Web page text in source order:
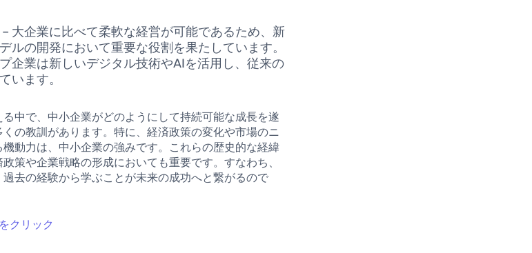
– 大企業に比べて柔軟な経営が可能であるため、新
ルの開発において重要な役割を果たしています。
企業は新しいデジタル技術やAIを活用し、従来の
います。
中で、中小企業がどのようにして持続可能な成長を遂
の教訓があります。特に、経済政策の変化や市場のニ
動力は、中小企業の強みです。これらの歴史的な経緯
策や企業戦略の形成においても重要です。すなわち、
去の経験から学ぶことが未来の成功へと繋がるので
クリック